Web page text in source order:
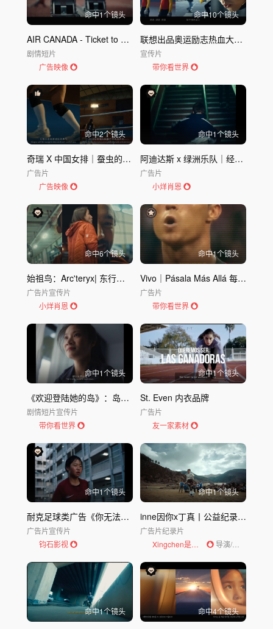
命中1个镜头
AIR CANADA - Ticket to Dream-加拿大航空-梦想之票
剧情短片
广告映像
命中10个镜头
联想出品奥运励志热血大片《燃冰》
宣传片
带你看世界
命中2个镜头
奇瑞 X 中国女排｜蚕虫的两种命运
广告片
广告映像
命中1个镜头
阿迪达斯 x 绿洲乐队｜经典回归
广告片
小烊肖恩
命中6个镜头
始祖鸟：Arc'teryx| 东行之旅
广告片宣传片
小烊肖恩
命中1个镜头
Vivo｜Pásala Más Allá 每个人的世界杯
广告片
带你看世界
命中1个镜头
《欢迎登陆她的岛》：岛屿之上，我理直气壮
剧情短片宣传片
带你看世界
命中1个镜头
St. Even 内衣品牌
广告片
友一家素材
命中1个镜头
耐克足球类广告《你无法阻止我们》
广告片宣传片
钧石影视
命中1个镜头
inne因你x丁真丨公益纪录片 《高原成长 因你向上》Dircut
广告片纪录片
Xingchen是导演
导演/编剧
命中1个镜头 命中4个镜头